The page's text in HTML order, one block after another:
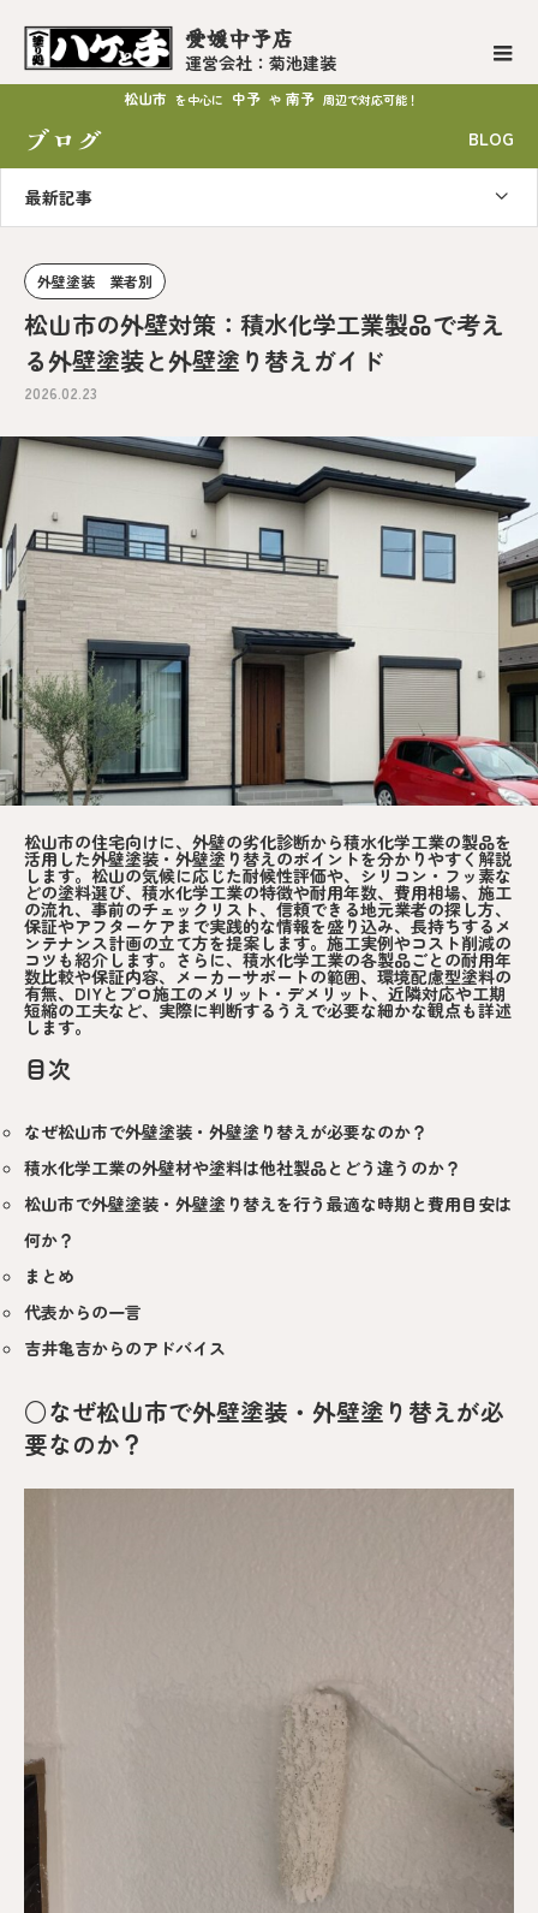
愛媛中予店
運営会社：菊池建装
松山市 を中心に 中予 や 南予 周辺で対応可能！
ブログ BLOG
最新記事
外壁塗装 業者別
松山市の外壁対策：積水化学工業製品で考え
る外壁塗装と外壁塗り替えガイド
2026.02.23
松山市の住宅向けに、外壁の劣化診断から積水化学工業の製品を
活用した外壁塗装・外壁塗り替えのポイントを分かりやすく解説
します。松山の気候に応じた耐候性評価や、シリコン・フッ素な
どの塗料選び、積水化学工業の特徴や耐用年数、費用相場、施工
の流れ、事前のチェックリスト、信頼できる地元業者の探し方、
保証やアフターケアまで実践的な情報を盛り込み、長持ちするメ
ンテナンス計画の立て方を提案します。施工実例やコスト削減の
コツも紹介します。さらに、積水化学工業の各製品ごとの耐用年
数比較や保証内容、メーカーサポートの範囲、環境配慮型塗料の
有無、DIYとプロ施工のメリット・デメリット、近隣対応や工期
短縮の工夫など、実際に判断するうえで必要な細かな観点も詳述
します。
目次
なぜ松山市で外壁塗装・外壁塗り替えが必要なのか？
積水化学工業の外壁材や塗料は他社製品とどう違うのか？
松山市で外壁塗装・外壁塗り替えを行う最適な時期と費用目安は
何か？
まとめ
代表からの一言
吉井亀吉からのアドバイス
○なぜ松山市で外壁塗装・外壁塗り替えが必
要なのか？